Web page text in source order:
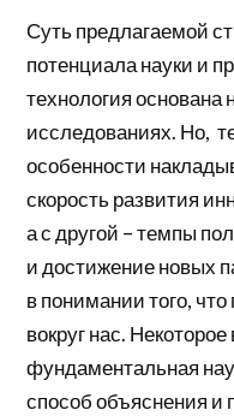
Суть предлагаемой
потенциала науки и
технология
исследованиях. Но,
особенности
скорость развития
а с другой – темпы
и достижение новых
в понимании того,
вокруг нас.
фундаментальная
способ объяснения и